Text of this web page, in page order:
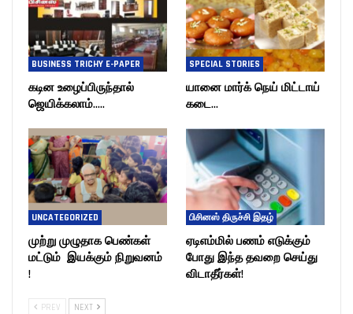
BUSINESS TRICHY E-PAPER
கடின உழைப்பிருந்தால்
ஜெயிக்கலாம்…..
SPECIAL STORIES
யானை மார்க் நெய் மிட்டாய்
கடை…
UNCATEGORIZED
முற்று முழுதாக பெண்கள்
மட்டும் இயக்கும் நிறுவனம்
!
பிசினஸ் திருச்சி இதழ்
ஏடிஎம்மில் பணம் எடுக்கும்
போது இந்த தவறை செய்து
விடாதீர்கள்!
PREV NEXT